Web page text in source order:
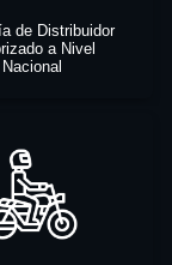
de Distribuidor
a Nivel
Nacional